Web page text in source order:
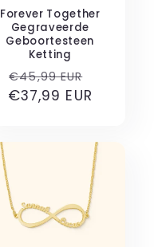
Forever Together
Gegraveerde
Geboortesteen
Ketting
Normale
prijs
€45,99 EUR
€37,99 EUR